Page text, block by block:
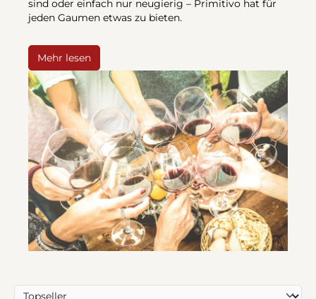
sind oder einfach nur neugierig – Primitivo hat für
jeden Gaumen etwas zu bieten.
Mehr lesen